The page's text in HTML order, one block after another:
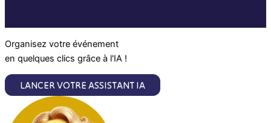
Organisez votre événement
en quelques clics grâce à l'IA !
LANCER VOTRE ASSISTANT IA